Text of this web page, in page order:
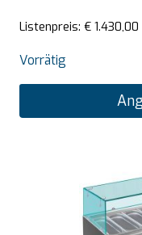
Listenpreis: € 1.430,00
Vorrätig